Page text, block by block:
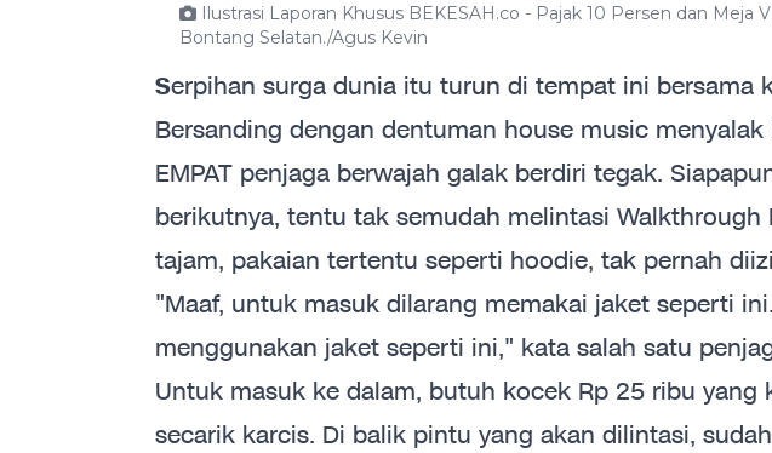
Ilustrasi Laporan Khusus BEKESAH.co - Pajak 10 Persen dan Meja
Bontang Selatan./Agus Kevin
Serpihan surga dunia itu turun di tempat ini bersama
Bersanding dengan dentuman house music menyalak
EMPAT penjaga berwajah galak berdiri tegak.
berikutnya, tentu tak semudah melintasi Walkthrough
tajam, pakaian tertentu seperti hoodie, tak pernah
"Maaf, untuk masuk dilarang memakai jaket seperti
menggunakan jaket seperti ini," kata salah satu
Untuk masuk ke dalam, butuh kocek Rp 25 ribu yang
secarik karcis. Di balik pintu yang akan dilintasi,